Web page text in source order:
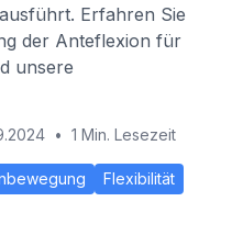
Erfahren Sie
der Anteflexion für
unsere
• 1 Min. Lesezeit
Flexibilität